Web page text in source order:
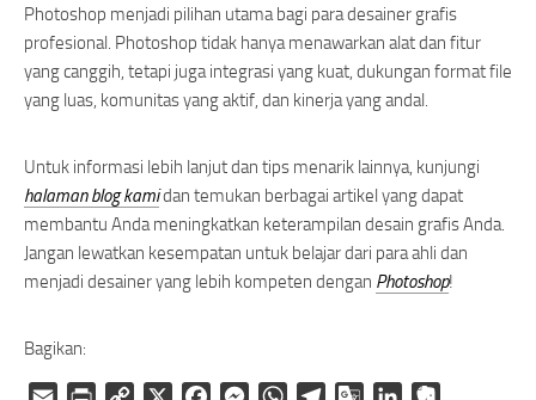
Photoshop menjadi pilihan utama bagi para desainer grafis
profesional. Photoshop tidak hanya menawarkan alat dan fitur
yang canggih, tetapi juga integrasi yang kuat, dukungan format file
yang luas, komunitas yang aktif, dan kinerja yang andal.
Untuk informasi lebih lanjut dan tips menarik lainnya, kunjungi
halaman blog kamidan temukan berbagai artikel yang dapat
membantu Anda meningkatkan keterampilan desain grafis Anda.
Jangan lewatkan kesempatan untuk belajar dari para ahli dan
menjadi desainer yang lebih kompeten dengan Photoshop!
Bagikan: